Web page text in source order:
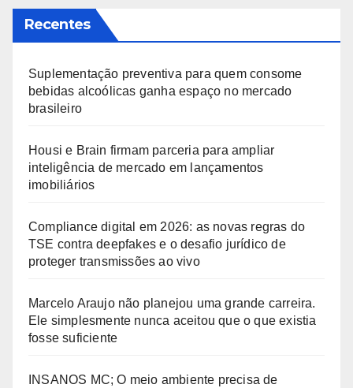
Recentes
Suplementação preventiva para quem consome
bebidas alcoólicas ganha espaço no mercado
brasileiro
Housi e Brain firmam parceria para ampliar
inteligência de mercado em lançamentos
imobiliários
Compliance digital em 2026: as novas regras do
TSE contra deepfakes e o desafio jurídico de
proteger transmissões ao vivo
Marcelo Araujo não planejou uma grande carreira.
Ele simplesmente nunca aceitou que o que existia
fosse suficiente
INSANOS MC; O meio ambiente precisa de